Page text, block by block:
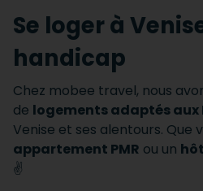
Se loger à
handicap
Chez mobee travel, nous
de logements adaptés aux
Venise et ses alentours. Que
appartement PMR ou un
✌️